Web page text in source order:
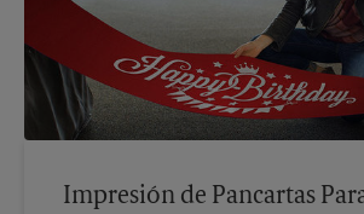
Impresión de Pancartas